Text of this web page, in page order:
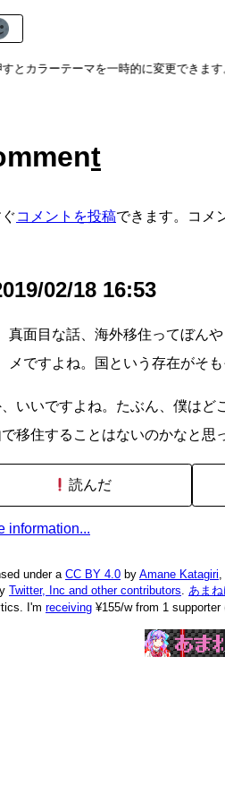
とカラーテーマを一時的に変更できます
t
コメントを投稿できます。コメ
02/18 16:53
真面目な話、海外移住ってぼん
メですよね。国という存在がそ
いいですよね。たぶん、僕はど
移住することはないのかなと思
読んだ
information...
under aCC BY 4.0 by Amane Katagiri,
Twitter, Inc and other contributors. あまね
I'm receiving ¥155/w from 1